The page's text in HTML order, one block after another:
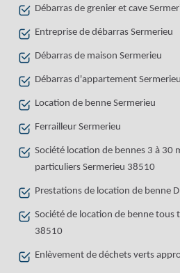
Débarras de grenier et cave
Entreprise de débarras Sermerieu
Débarras de maison Sermerieu
Débarras d'appartement Sermerieu
Location de benne Sermerieu
Ferrailleur Sermerieu
Société location de bennes 3 à 30
particuliers Sermerieu 38510
Prestations de location de benne
Société de location de benne tous
38510
Enlèvement de déchets verts